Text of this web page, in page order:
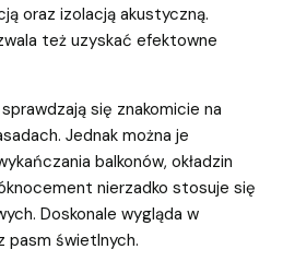
oraz izolacją akustyczną.
też uzyskać efektowne
się znakomicie na
Jednak można je
balkonów, okładzin
nierzadko stosuje się
Doskonale wygląda w
pasm świetlnych.